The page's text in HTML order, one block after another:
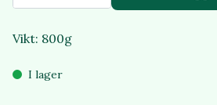
Vikt: 800g
I lager